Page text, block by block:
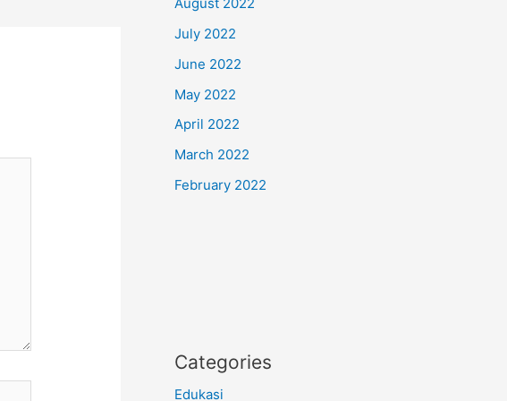
July 2022
June 2022
May 2022
April 2022
March 2022
February 2022
Categories
Edukasi